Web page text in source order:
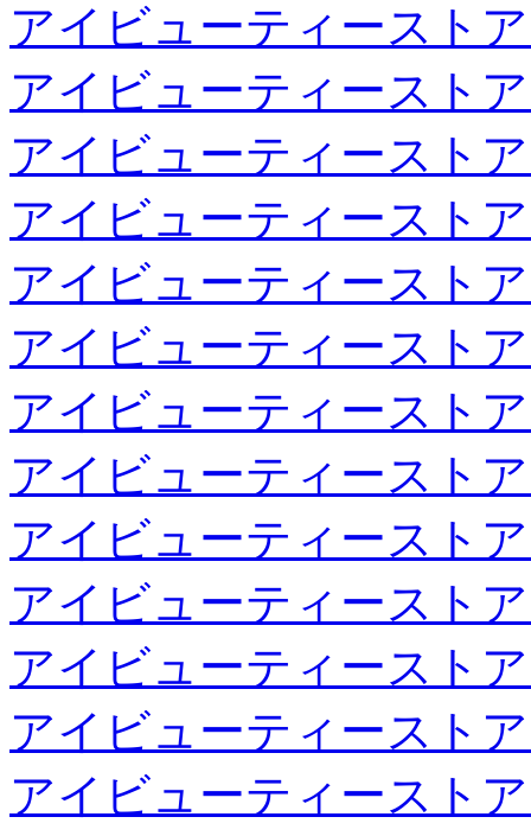
アイビューティースト
アイビューティースト
アイビューティースト
アイビューティースト
アイビューティースト
アイビューティースト
アイビューティースト
アイビューティースト
アイビューティースト
アイビューティースト
アイビューティースト
アイビューティースト
アイビューティースト